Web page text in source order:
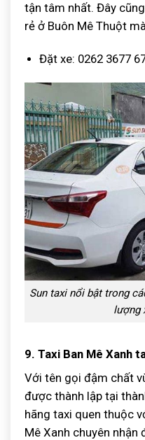
tận tâm nhất. Đây
rẻ ở Buôn Mê Thuột
Đặt xe: 0262 3677
Sun taxi nổi bật trong
lượng
9. Taxi Ban Mê Xanh
Với tên gọi đậm chất
được thành lập tại
hãng taxi quen thuộc
Mê Xanh chuyên